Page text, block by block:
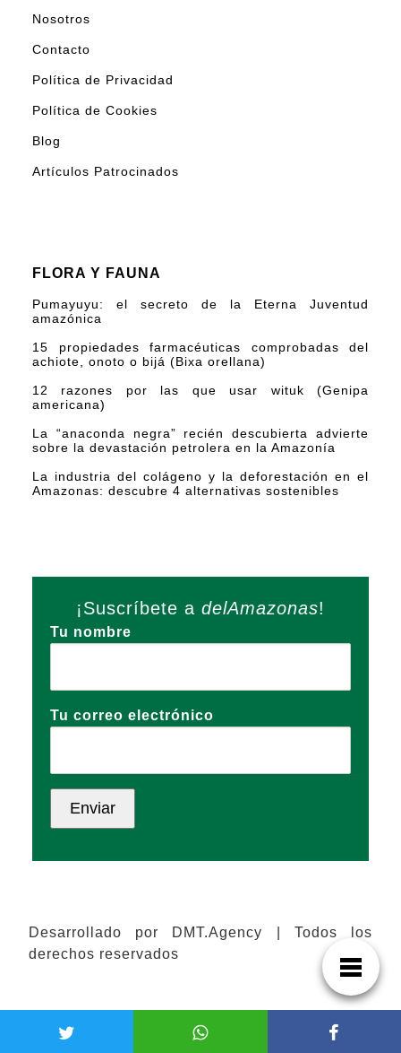
Nosotros
Contacto
Política de Privacidad
Política de Cookies
Blog
Artículos Patrocinados
FLORA Y FAUNA
Pumayuyu: el secreto de la Eterna Juventud
amazónica
15 propiedades farmacéuticas comprobadas del
achiote, onoto o bijá (Bixa orellana)
12 razones por las que usar wituk (Genipa
americana)
La “anaconda negra” recién descubierta advierte
sobre la devastación petrolera en la Amazonía
La industria del colágeno y la deforestación en el
Amazonas: descubre 4 alternativas sostenibles
¡Suscríbete a delAmazonas!
Tu nombre
Tu correo electrónico
Desarrollado por DMT.Agency | Todos los
derechos reservados
Español